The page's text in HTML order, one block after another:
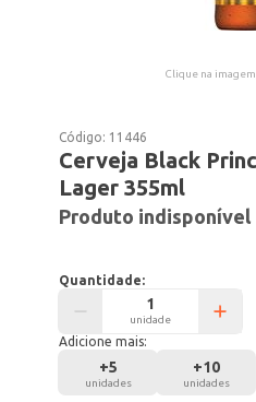
Clique na
Código: 11446
Cerveja Black
Lager 355ml
Produto indisponível
Quantidade:
unidade
Adicione mais:
+5
unidades
+10
unidades